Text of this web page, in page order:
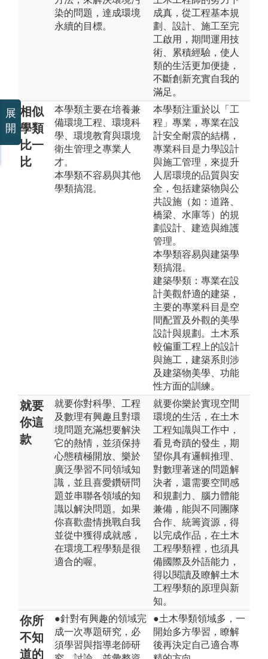
染的問題，達成環境
永續的目標。
成真，從工程基本規
劃、設計、施工至完
工啟用，期間運用技
術、累積經驗，使人
類的生活更加便捷，
不斷創新充實自我的
滿足。
相似
學類
比一
比
本學類主要在培養兼
備環境工程、環境科
學、環境教育與環境
衛生管理之專業人
才。
本學類不容易與其他
學類搞混。
本學類注重於以「工
程」專業，專業在設
計安全耐震的結構，
專業科目是力學設計
與施工管理，來提升
人居環境的品質與安
全，包括建築物與公
共設施（如：道路、
橋梁、水庫等）的規
劃設計、建造與維護
管理。
本學類容易與建築學
類搞混。
建築學類：專業在設
計美觀舒適的建築，
主要的專業科目是空
間配置及外觀的美學
設計與規劃。土木系
較偏重工程上的設計
與施工，建築系則涉
及建築物美學、功能
性方面的訓練。
就要
你這
款
就要你對科學、工程
及數理有興趣且對環
境問題充滿想要解決
它的熱情，並須保持
心態積極開放、樂於
廣泛學習不同領域知
識，並且喜愛鑽研問
題並串聯各領域的知
識以解決問題。如果
你喜歡盡情挑戰自我
並從中獲得成就感，
在環境工程學類是很
適合的喔。
就要你樂於實現空間
環境的生活，在土木
工程知識與工作中，
看見奇蹟的發生，期
望你具有邏輯推理、
對數理著迷的問題解
決者，還需要空間感
和規劃力、腦力體能
兼備，能與不同團隊
合作、統籌資源，得
以完成作品，在土木
工程學類裡，也須具
備國際及外語能力，
得以閱讀及瞭解土木
工程學類的原理與新
知。
你所
不知
道的
●針對有興趣的領域完
成一次專題研究，必
須學習與指導老師研
●土木學類領域多，一
開始多方學習，瞭解
後再決定自己適合專
展
開